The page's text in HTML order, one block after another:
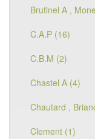
Brutinel A ,
C.A.P (16)
C.B.M (2)
Chastel A (4)
Chautard ,
Clement (1)